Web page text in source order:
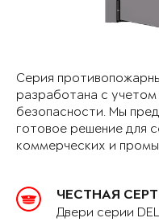
Серия
разработана с
безопасности. Мы
готовое решение для
коммерческих и
ЧЕСТНАЯ
Двери серии